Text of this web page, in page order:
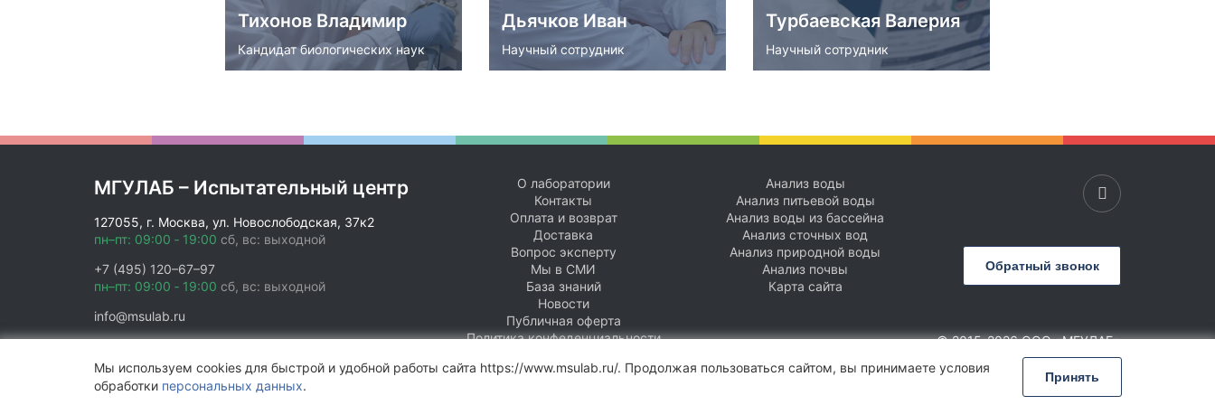
Тихонов Владимир
Кандидат биологических наук
Тихонов Владимир
Кандидат биологических наук
публикаций
Дьячков Иван
Научный сотрудник
Дьячков Иван
Научный сотрудник
Подробнее
Турбаевская Валерия
Научный сотрудник
Турбаевская
Валерия
Научный сотрудник
МГУЛАБ – Испытательный центр
127055, г. Москва, ул. Новослободская, 37к2
пн–пт: 09:00 ‑ 19:00 сб, вс: выходной
+7 (495) 120–67–97
пн–пт: 09:00 ‑ 19:00 сб, вс: выходной
info@msulab.ru
О лаборатории
Контакты
Оплата и возврат
Доставка
Вопрос эксперту
Мы в СМИ
База знаний
Новости
Публичная оферта
Политика конфеденциальности
Анализ воды
Анализ питьевой воды
Анализ воды из бассейна
Анализ сточных вод
Анализ природной воды
Анализ почвы
Карта сайта
Обратный звонок
© 2015-2026 ООО «МГУЛАБ»
Сообщить об ошибке
Мы используем cookies для быстрой и удобной работы сайта https://www.msulab.ru/. Продолжая пользоваться сайтом, вы принимаете условия
обработки персональных данных.
Принять